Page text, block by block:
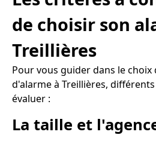
de choisir son
Treillières
Pour vous guider dans le choix
d'alarme à Treillières,
évaluer :
La taille et